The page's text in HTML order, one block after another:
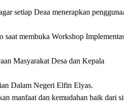
setiap Deaa menerapkan
saat membuka Workshop
Masyarakat Desa dan Kepala
Dalam Negeri Elfin Elyas.
manfaat dan kemudahan baik dari